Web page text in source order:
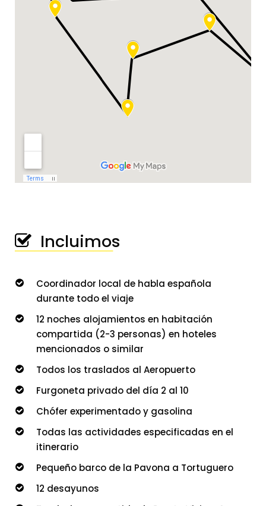
Incluimos
───────────────
Coordinador local de habla española
durante todo el viaje
12 noches alojamientos en habitación
compartida (2-3 personas) en hoteles
mencionados o similar
Todos los traslados al Aeropuerto
Furgoneta privado del día 2 al 10
Chófer experimentado y gasolina
Todas las actividades especificadas en el
itinerario
Pequeño barco de la Pavona a Tortuguero
12 desayunos